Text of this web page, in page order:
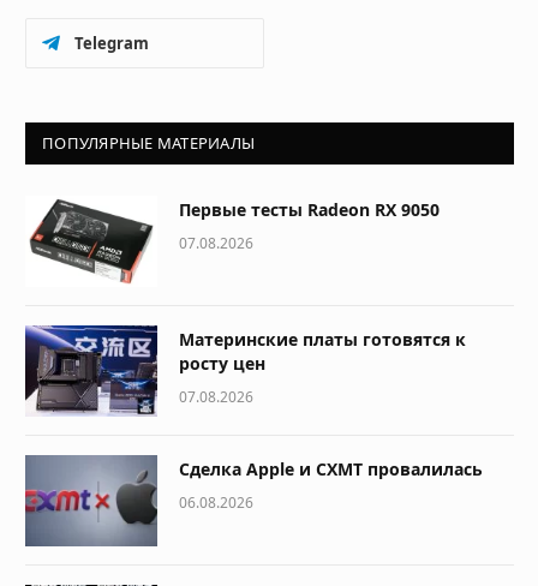
Telegram
ПОПУЛЯРНЫЕ МАТЕРИАЛЫ
Первые тесты Radeon RX 9050
07.08.2026
Материнские платы готовятся к
росту цен
07.08.2026
Сделка Apple и CXMT провалилась
06.08.2026